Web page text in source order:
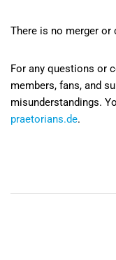
There is no merger
For any questions or
members, fans, and
misunderstandings.
praetorians.de.